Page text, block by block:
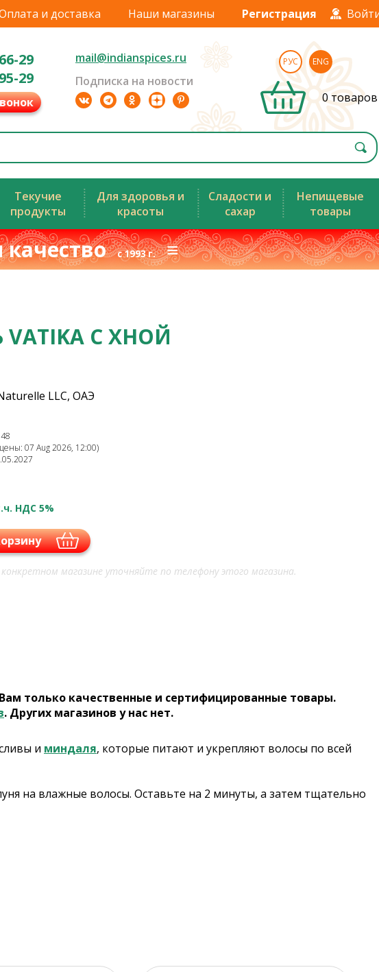
и доставка Наши магазины Регистрация
29
29
mail@indianspices.ru
Подписка на новости
РУС ENG
0 товаров
Текучие
продукты
Для здоровья и
красоты
Сладости и
сахар
Непищевые
товары
качествос 1993 г.≡
С ХНОЙ
LLC, ОАЭ
07 Aug 2026, 12:00)
НДС 5%
магазине уточняйте по телефону этого магазина.
только качественные и сертифицированные товары.
. Других магазинов у нас нет.
и миндаля, которые питают и укрепляют волосы по всей
на влажные волосы. Оставьте на 2 минуты, а затем тщательно